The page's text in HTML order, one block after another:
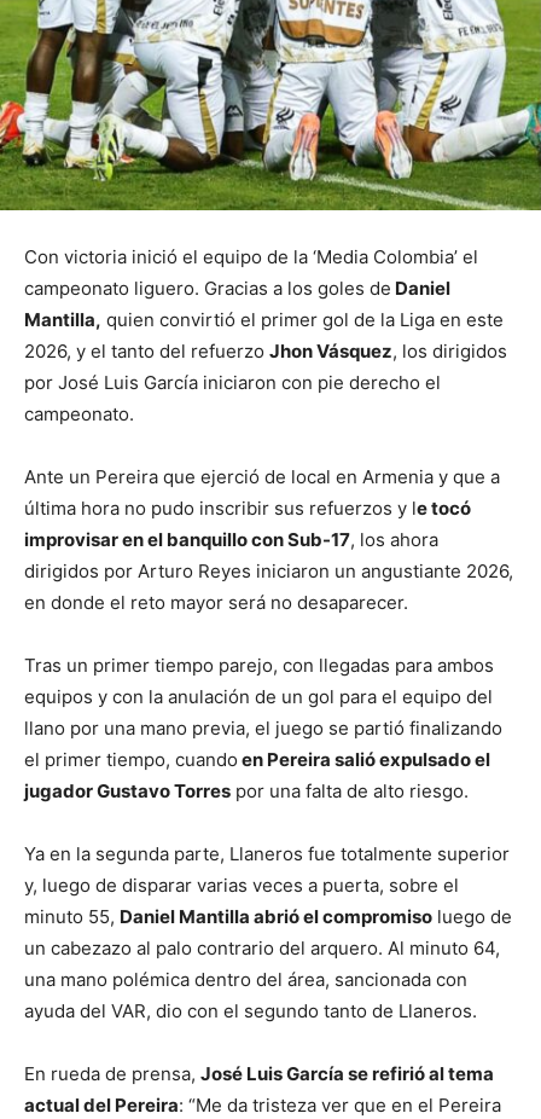
Con victoria inició el equipo de la ‘Media Colombia’ el
campeonato liguero. Gracias a los goles de Daniel
Mantilla, quien convirtió el primer gol de la Liga en este
2026, y el tanto del refuerzo Jhon Vásquez, los dirigidos
por José Luis García iniciaron con pie derecho el
campeonato.
Ante un Pereira que ejerció de local en Armenia y que a
última hora no pudo inscribir sus refuerzos y le tocó
improvisar en el banquillo con Sub-17, los ahora
dirigidos por Arturo Reyes iniciaron un angustiante 2026,
en donde el reto mayor será no desaparecer.
Tras un primer tiempo parejo, con llegadas para ambos
equipos y con la anulación de un gol para el equipo del
llano por una mano previa, el juego se partió finalizando
el primer tiempo, cuando en Pereira salió expulsado el
jugador Gustavo Torres por una falta de alto riesgo.
Ya en la segunda parte, Llaneros fue totalmente superior
y, luego de disparar varias veces a puerta, sobre el
minuto 55, Daniel Mantilla abrió el compromiso luego de
un cabezazo al palo contrario del arquero. Al minuto 64,
una mano polémica dentro del área, sancionada con
ayuda del VAR, dio con el segundo tanto de Llaneros.
En rueda de prensa, José Luis García se refirió al tema
actual del Pereira: “Me da tristeza ver que en el Pereira